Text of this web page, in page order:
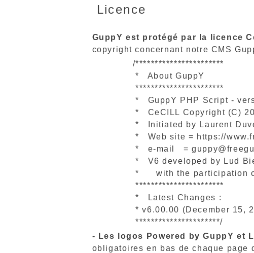
Licence
GuppY est protégé par la licence
copyright concernant notre CMS
/***********************
* About GuppY
***********************
* GuppY PHP Script -
* CeCILL Copyright (C)
* Initiated by Laurent
* Web site = https://
* e-mail =
* V6 developed by Lud
* with the participation of
***********************
* Latest Changes :
* v6.00.00 (December 15,
**********************/
- Les logos Powered by GuppY et
obligatoires en bas de chaque page